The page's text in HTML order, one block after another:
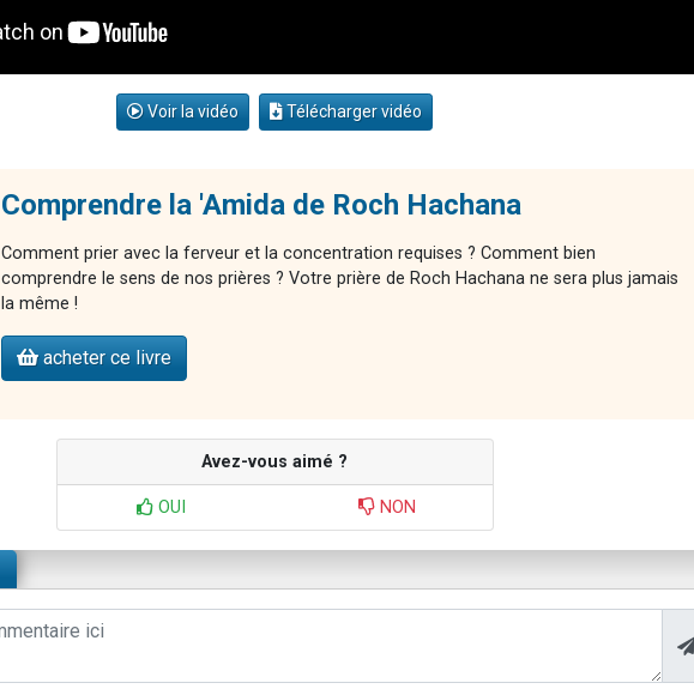
Voir la vidéo Télécharger vidéo
Comprendre la 'Amida de Roch Hachana
Comment prier avec la ferveur et la concentration requises ? Comment bien
comprendre le sens de nos prières ? Votre prière de Roch Hachana ne sera plus jamais
la même !
acheter ce livre
Avez-vous aimé ?
OUI NON